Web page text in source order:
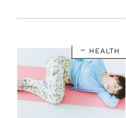
HEALTH